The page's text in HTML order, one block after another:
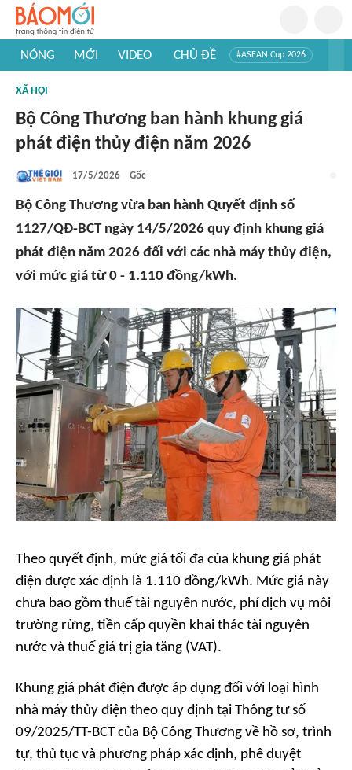
NÓNG MỚI VIDEO CHỦ ĐỀ #ASEAN Cup 2026
#Khám phá thế giới
XÃ HỘI
Bộ Công Thương ban hành khung giá
phát điện thủy điện năm 2026
17/5/2026 Gốc
Bộ Công Thương vừa ban hành Quyết định số
1127/QĐ-BCT ngày 14/5/2026 quy định khung giá
phát điện năm 2026 đối với các nhà máy thủy điện,
với mức giá từ 0 - 1.110 đồng/kWh.
Theo quyết định, mức giá tối đa của khung giá phát
điện được xác định là 1.110 đồng/kWh. Mức giá này
chưa bao gồm thuế tài nguyên nước, phí dịch vụ môi
trường rừng, tiền cấp quyền khai thác tài nguyên
nước và thuế giá trị gia tăng (VAT).
Khung giá phát điện được áp dụng đối với loại hình
nhà máy thủy điện theo quy định tại Thông tư số
09/2025/TT-BCT của Bộ Công Thương về hồ sơ, trình
tự, thủ tục và phương pháp xác định, phê duyệt